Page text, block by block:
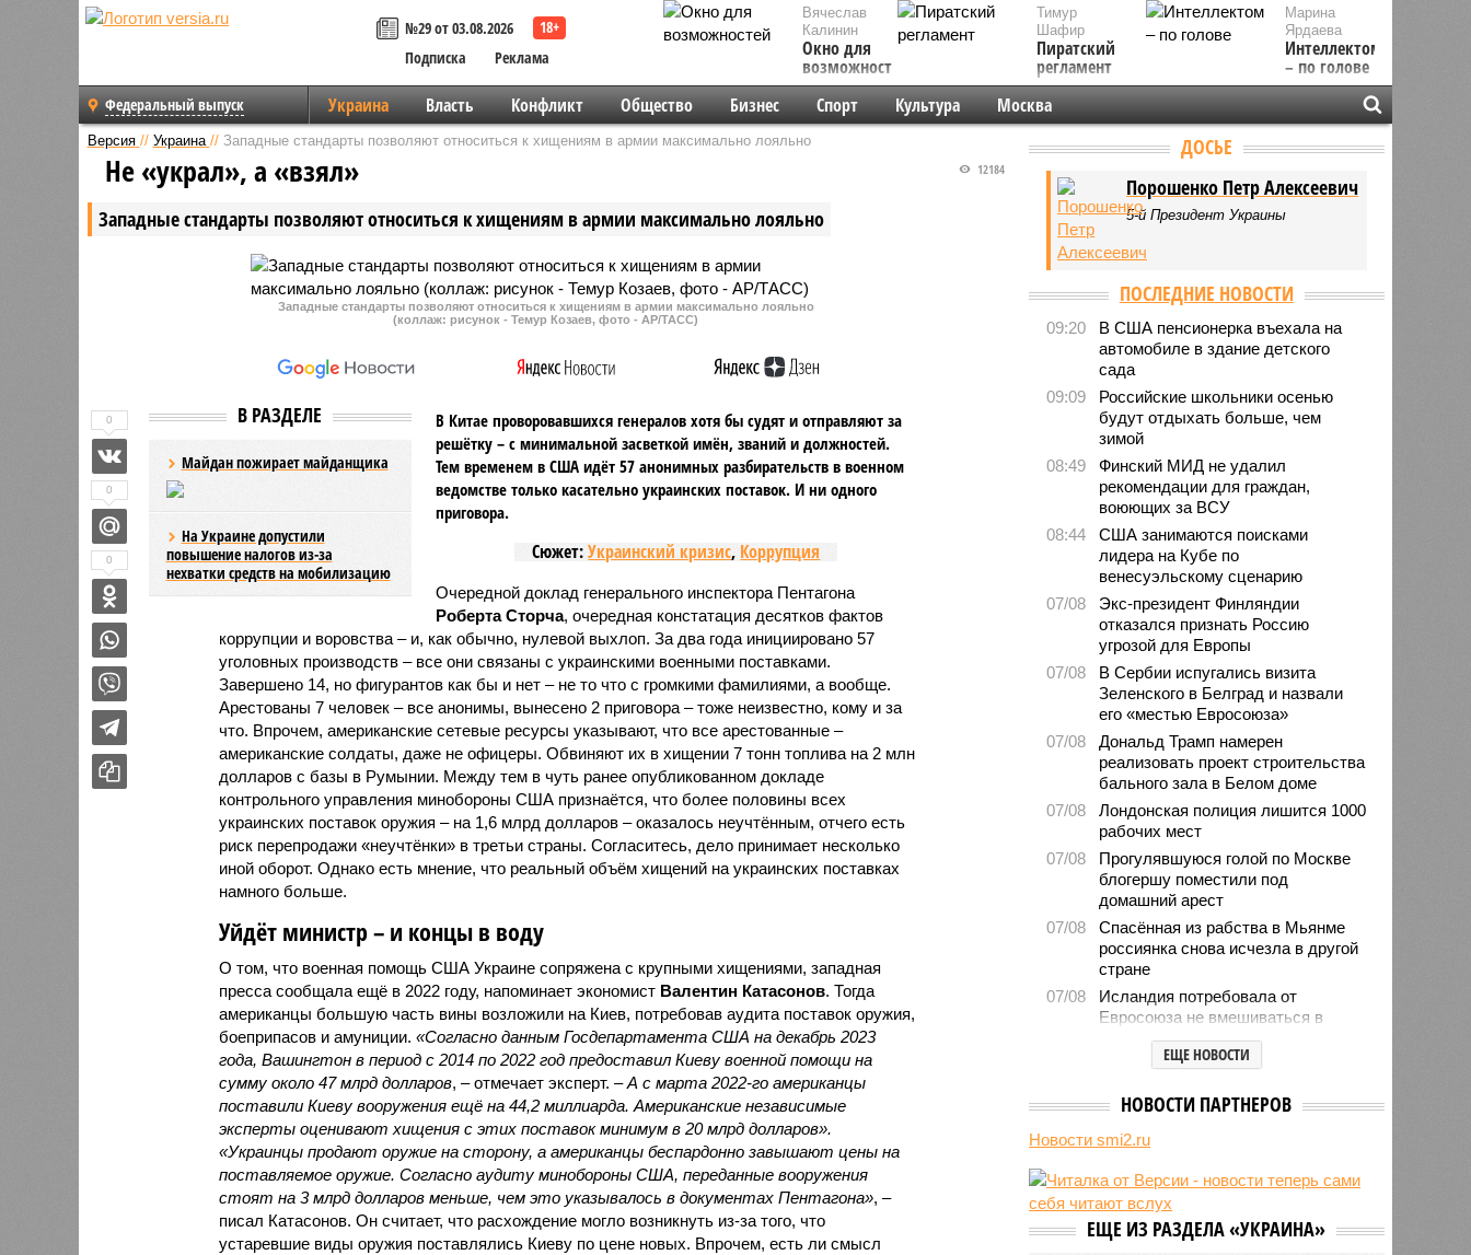
№29 от 03.08.2026
Подписка
Реклама
Вячеслав
Калинин
Окно для
возможностей
Марина
Ярдаева
Интеллектом
– по голове
Тимур
Шафир
Пиратский
регламент
Федеральный выпуск Украина Власть Конфликт Общество Бизнес Спорт Культура Москва
Версия // Украина // Западные стандарты позволяют относиться к хищениям в армии максимально лояльно
Западные стандарты позволяют относиться к хищениям в армии максимально лояльно
12184
Не «украл», а «взял»
Западные стандарты позволяют относиться к хищениям в армии максимально лояльно
(коллаж: рисунок - Темур Козаев, фото - АР/ТАСС)
В РАЗДЕЛЕ
Майдан пожирает майданщика
На Украине допустили
повышение налогов из-за
нехватки средств на мобилизацию
В Китае проворовавшихся генералов хотя бы судят и отправляют за
решётку – с минимальной засветкой имён, званий и должностей.
Тем временем в США идёт 57 анонимных разбирательств в военном
ведомстве только касательно украинских поставок. И ни одного
приговора.
Сюжет:Украинский кризис, Коррупция
Очередной доклад генерального инспектора Пентагона
Роберта Сторча, очередная констатация десятков фактов
коррупции и воровства – и, как обычно, нулевой выхлоп. За два года инициировано 57
уголовных производств – все они связаны с украинскими военными поставками.
Завершено 14, но фигурантов как бы и нет – не то что с громкими фамилиями, а вообще.
Арестованы 7 человек – все анонимы, вынесено 2 приговора – тоже неизвестно, кому и за
что. Впрочем, американские сетевые ресурсы указывают, что все арестованные –
американские солдаты, даже не офицеры. Обвиняют их в хищении 7 тонн топлива на 2 млн
долларов с базы в Румынии. Между тем в чуть ранее опубликованном докладе
контрольного управления мин­обороны США признаётся, что более половины всех
украинских поставок оружия – на 1,6 млрд долларов – оказалось неучтённым, отчего есть
риск перепродажи «неучтёнки» в третьи страны. Согласитесь, дело принимает несколько
иной оборот. Однако есть мнение, что реальный объём хищений на украинских поставках
намного больше.
Уйдёт министр – и концы в воду
О том, что военная помощь США Украине сопряжена с крупными хищениями, западная
пресса сообщала ещё в 2022 году, напоминает экономист Валентин Катасонов. Тогда
американцы большую часть вины возложили на Киев, потребовав аудита поставок оружия,
боеприпасов и амуниции. «Согласно данным Госдепартамента США на декабрь 2023
года, Вашингтон в период с 2014 по 2022 год предоставил Киеву военной помощи на
сумму около 47 млрд долларов, – отмечает эксперт. –А с марта 2022-го американцы
поставили Киеву вооружения ещё на 44,2 миллиарда. Американские независимые
эксперты оценивают хищения с этих поставок минимум в 20 млрд долларов».
«Украинцы продают оружие на сторону, а американцы беспардонно завышают цены на
поставляемое оружие. Согласно аудиту мин­обороны США, переданные вооружения
стоят на 3 млрд долларов меньше, чем это указывалось в документах Пентагона», –
писал Катасонов. Он считает, что расхождение могло возникнуть из-за того, что
устаревшие виды оружия поставлялись Киеву по цене новых. Впрочем, есть ли смысл
0
0
0
ДОСЬЕ
Порошенко Петр Алексеевич
5-й Президент Украины
ПОСЛЕДНИЕ НОВОСТИ
09:20
В США пенсионерка въехала на
автомобиле в здание детского
сада
09:09
Российские школьники осенью
будут отдыхать больше, чем
зимой
08:49
Финский МИД не удалил
рекомендации для граждан,
воюющих за ВСУ
08:44
США занимаются поисками
лидера на Кубе по
венесуэльскому сценарию
07/08
Экс-президент Финляндии
отказался признать Россию
угрозой для Европы
07/08
В Сербии испугались визита
Зеленского в Белград и назвали
его «местью Евросоюза»
07/08
Дональд Трамп намерен
реализовать проект строительства
бального зала в Белом доме
07/08
Лондонская полиция лишится 1000
рабочих мест
07/08
Прогулявшуюся голой по Москве
блогершу поместили под
домашний арест
07/08
Спасённая из рабства в Мьянме
россиянка снова исчезла в другой
стране
07/08
Исландия потребовала от
Евросоюза не вмешиваться в
референдум по членству в
объединении
Уолкера вызвали в миграционную
наплыва мигрантов в Сеуту
07/08
Китай запускает еженедельный
контейнерный маршрут в Европу
через Севморпуть
ЕЩЕ НОВОСТИ
НОВОСТИ ПАРТНЕРОВ
Новости smi2.ru
ЕЩЕ ИЗ РАЗДЕЛА «УКРАИНА»